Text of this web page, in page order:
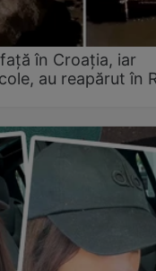
în Croația, iar
au reapărut în